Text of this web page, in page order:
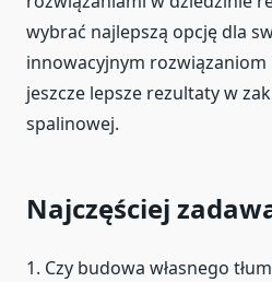
wybrać najlepszą opcję dla
innowacyjnym rozwiązaniom
jeszcze lepsze rezultaty w
spalinowej.
Najczęściej
1. Czy budowa własnego